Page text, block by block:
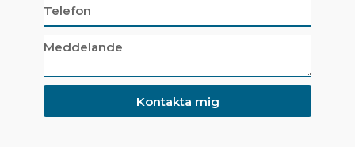
Kontakta mig